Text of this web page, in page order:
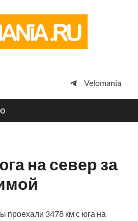
просто
Velomania
на север за
проехали 3478 км с юга на